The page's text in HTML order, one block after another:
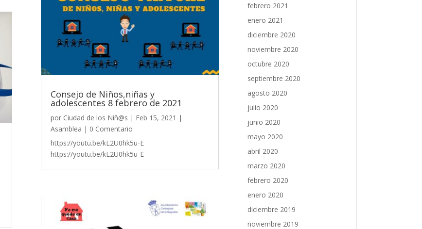
Consejo de Niños,niñas y
adolescentes 8 febrero de 2021
por Ciudad de los Niñ@s | Feb 15, 2021 |
Asamblea | 0 Comentario
https://youtu.be/kL2U0hk5u-E
https://youtu.be/kL2U0hk5u-E
febrero 2021
enero 2021
diciembre 2020
noviembre 2020
octubre 2020
septiembre 2020
agosto 2020
julio 2020
junio 2020
mayo 2020
abril 2020
marzo 2020
febrero 2020
enero 2020
diciembre 2019
noviembre 2019